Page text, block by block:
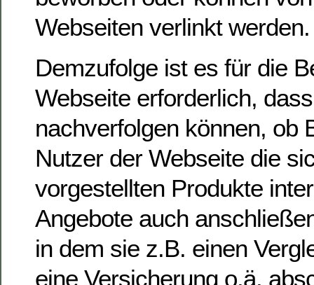
Webseiten verlinkt werden.
Demzufolge ist es für die
Webseite erforderlich,
nachverfolgen können, ob
Nutzer der Webseite die
vorgestellten Produkte
Angebote auch
in dem sie z.B. einen
eine Versicherung o.ä.